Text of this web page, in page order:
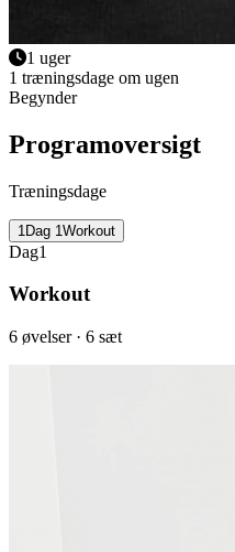
1 uger
1 træningsdage om ugen
Begynder
Programoversigt
Træningsdage
1 Dag 1Workout
Dag1
Workout
6 øvelser· 6 sæt